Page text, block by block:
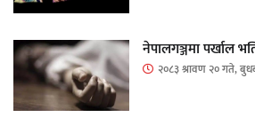
नेपालगञ्जमा पर्खाल
२०८३ श्रावण २० गते,